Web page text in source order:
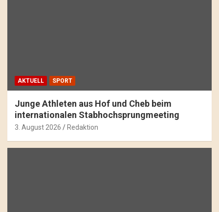
AKTUELL SPORT
Junge Athleten aus Hof und Cheb beim
internationalen Stabhochsprungmeeting
3. August 2026 Redaktion